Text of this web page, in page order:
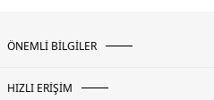
ÖNEMLİ BİLGİLER
HIZLI ERİŞİM